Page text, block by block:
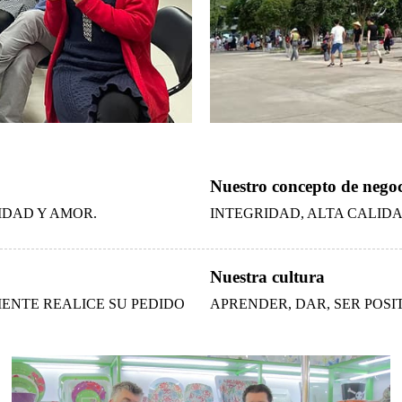
Y AMOR.
Nuestro concepto de
INTEGRIDAD, ALTA
REALICE SU PEDIDO
Nuestra cultura
APRENDER, DAR, SER